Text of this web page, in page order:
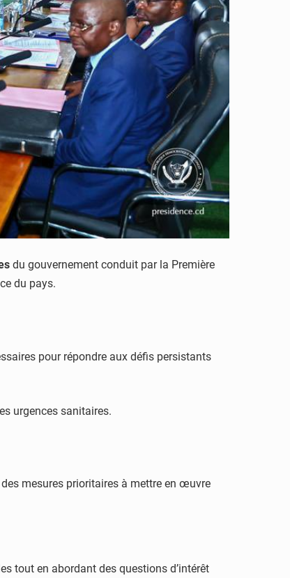
du gouvernement conduit par la Première
du pays.
pour répondre aux défis persistants
urgences sanitaires.
mesures prioritaires à mettre en œuvre
tout en abordant des questions d’intérêt